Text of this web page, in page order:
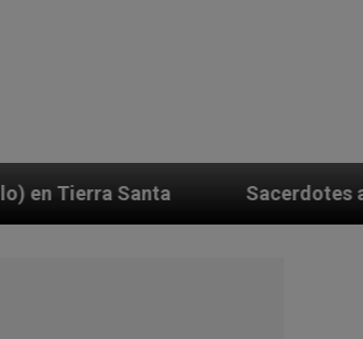
Sacerdotes alemanes fieles al Papa